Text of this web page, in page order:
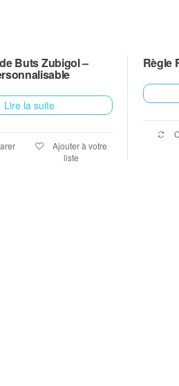
Buts Zubigol –
Lire la suite
Ajouter à votre
liste
Règle